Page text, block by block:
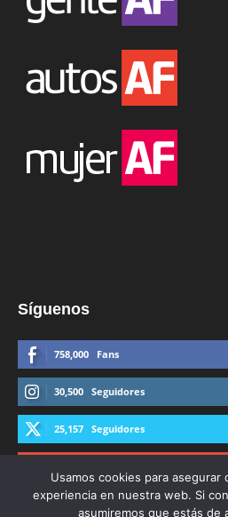
Síguenos
758,000 Fans
30,500 Seguidores
25,157 Seguidores
Usamos cookies para asegurar
experiencia en nuestra web. Si
asumiremos que estás de